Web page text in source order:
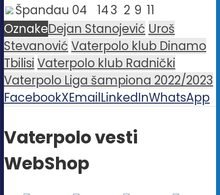
Špandau 04
143 2 9 11
OznakeDejan Stanojević Uroš
Stevanović Vaterpolo klub Dinamo
Tbilisi Vaterpolo klub Radnički
Vaterpolo Liga šampiona 2022/2023
FacebookXEmailLinkedInWhatsApp
Vaterpolo vesti
WebShop